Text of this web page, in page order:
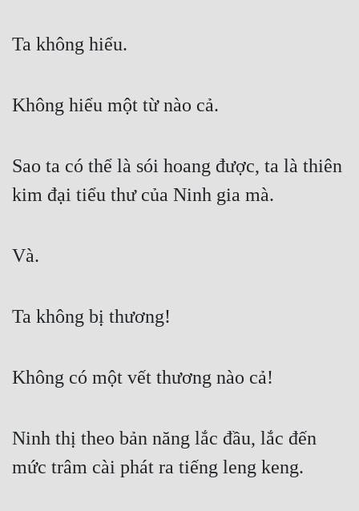
Huyền Ảo
Kinh Dị
Kỳ Huyễn
Linh Dị
Lịch Sử
Mưu Mô
Ta không hiểu.
Không hiểu một từ nào cả.
Sao ta có thể là sói hoang được, ta là thiên
kim đại tiểu thư của Ninh gia mà.
Và.
Ta không bị thương!
Không có một vết thương nào cả!
Ninh thị theo bản năng lắc đầu, lắc đến
mức trâm cài phát ra tiếng leng keng.